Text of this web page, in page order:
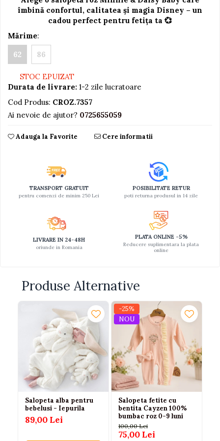
Jucarii educative din lemn
Muzica si instrumente
Pistoale
Plastilina
Proiectoare
Saltelute si centre de activitati
Set Avioane si submarine
Seturi de doctor
Vehicule de constructii
îmbină confortul, calitatea și magia Disney – un
cadou perfect pentru fetița ta 💞
Mărime:
62
86
STOC EPUIZAT
Durata de livrare: 1-2 zile lucratoare
Cod Produs: CROZ.7357
Ai nevoie de ajutor? 0725655059
Adauga la Favorite Cere informatii
TRANSPORT GRATUIT
pentru comenzi de minim 250 Lei
POSIBILITATE RETUR
poti returna produsul in 14 zile
LIVRARE IN 24-48H
oriunde in Romania
PLATA ONLINE -5%
Reducere suplimentara la plata
online
Produse Alternative
Salopeta alba pentru
bebelusi - Iepurila
89,00 Lei
-25%
NOU
Salopeta fetite cu
bentita Cayzen 100%
bumbac roz 0-9 luni
100,00 Lei
75,00 Lei